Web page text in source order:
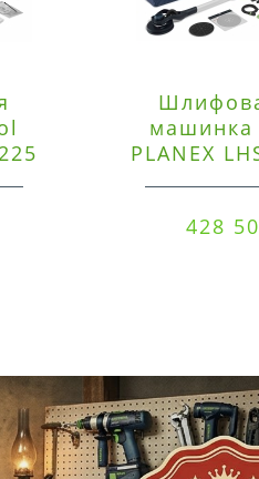
машинка
PLANEX
428